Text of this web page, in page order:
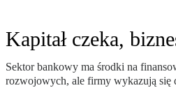
Kapitał czeka,
Sektor bankowy ma środki na
rozwojowych, ale firmy wykazują się